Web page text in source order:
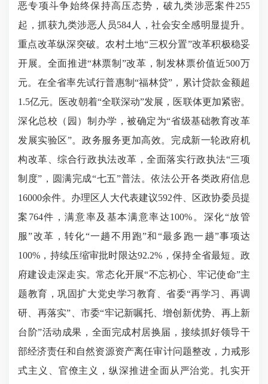
恶专项斗争始终保持高压态势，破九类涉恶案件255
起，抓获九类涉恶人员584人，社会安全感明显提升。
重点改革纵深突破。农村土地“三权分置”改革积极稳妥
开展。全面推进“林票制”改革，制发林票价值近500万
元。在全省率先试行普惠制“福林贷”，累计贷款金额超
1.5亿元。医改朝着“全联深动”发展，医联体更加紧密。
深化总校（园）制办学，被确定为“省级基础教育改革
发展实验区”。政务服务更加高效。完成新一轮政府机
构改革、综合行政执法改革，全面落实行政执法“三项
制度”，圆满完成“七五”普法。依法公开各类政府信息
16000余件。办理区人大代表建议592件、区政协委员提
案764件，满意率及基本满意率达100%。深化“放管
服”改革，转化“一趟不用跑”和“最多跑一趟”事项达
100%，持续压缩审批时限达92.2%，保持全省最短。政
府建设走深走实。常态化开展“不忘初心、牢记使命”主
题教育，巩固扩大党史学习教育、省委“再学习、再调
研、再落实”、市委“牢记新嘱托、增创新优势、再上新
台阶”活动成果，全面完成村居换届，接续抓好领导干
部经济责任和自然资源资产离任审计问题整改，力戒形
式主义、官僚主义，纵深推进全面从严治党。扎实开